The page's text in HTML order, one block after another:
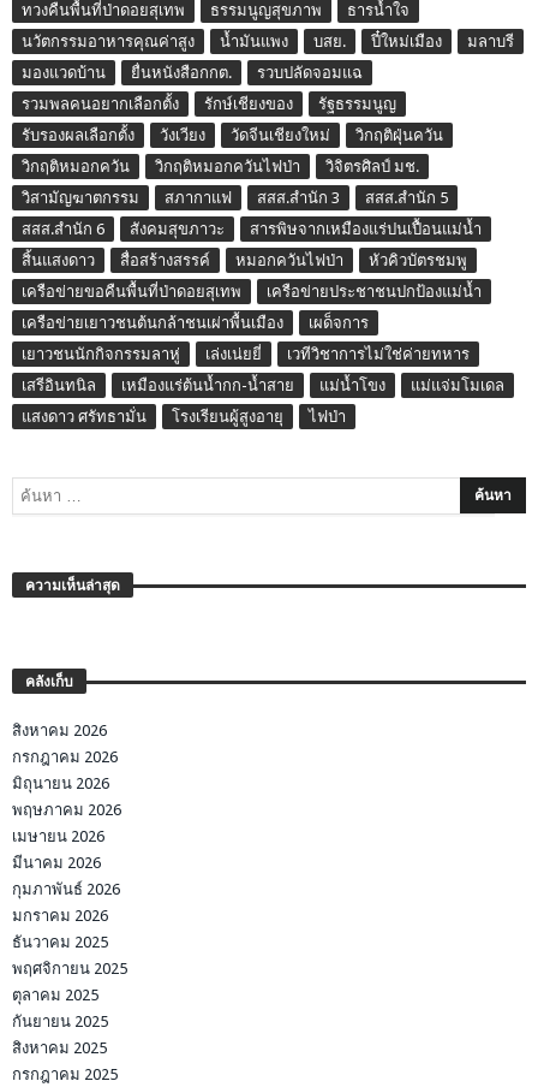
ทวงคืนพื้นที่ป่าดอยสุเทพ
ธรรมนูญสุขภาพ
ธารน้ำใจ
นวัตกรรมอาหารคุณค่าสูง
น้ำมันแพง บสย. ปี๋ใหม่เมือง
มลาบรี
มองแวดบ้าน
ยื่นหนังสือกกต.
รวบปลัดจอมแฉ
รวมพลคนอยากเลือกตั้ง
รักษ์เชียงของ
รัฐธรรมนูญ
รับรองผลเลือกตั้ง
วังเวียง วัดจีนเชียงใหม่
วิกฤติฝุ่นควัน
วิกฤติหมอกควัน
วิกฤติหมอกควันไฟป่า
วิจิตรศิลป์ มช.
วิสามัญฆาตกรรม
สภากาแฟ สสส.สำนัก 3
สสส.สำนัก 5
สสส.สำนัก 6
สังคมสุขภาวะ
สารพิษจากเหมืองแร่ปนเปื้อนแม่น้ำ
สิ้นแสงดาว
สื่อสร้างสรรค์ หมอกควันไฟป่า
หัวคิวบัตรชมพู
เครือข่ายขอคืนพื้นที่ป่าดอยสุเทพ
เครือข่ายประชาชนปกป้องแม่น้ำ
เครือข่ายเยาวชนต้นกล้าชนเผ่าพื้นเมือง
เผด็จการ
เยาวชนนักกิจกรรมลาหู่
เล่งเน่ยยี่
เวทีวิชาการไม่ใช่ค่ายทหาร
เสรีอินทนิล
เหมืองแร่ต้นน้ำกก-น้ำสาย แม่น้ำโขง
แม่แจ่มโมเดล
แสงดาว ศรัทธามั่น
โรงเรียนผู้สูงอายุ ไฟป่า
ความเห็นล่าสุด
คลังเก็บ
สิงหาคม 2026
กรกฎาคม 2026
มิถุนายน 2026
พฤษภาคม 2026
เมษายน 2026
มีนาคม 2026
กุมภาพันธ์ 2026
มกราคม 2026
ธันวาคม 2025
พฤศจิกายน 2025
ตุลาคม 2025
กันยายน 2025
สิงหาคม 2025
กรกฎาคม 2025